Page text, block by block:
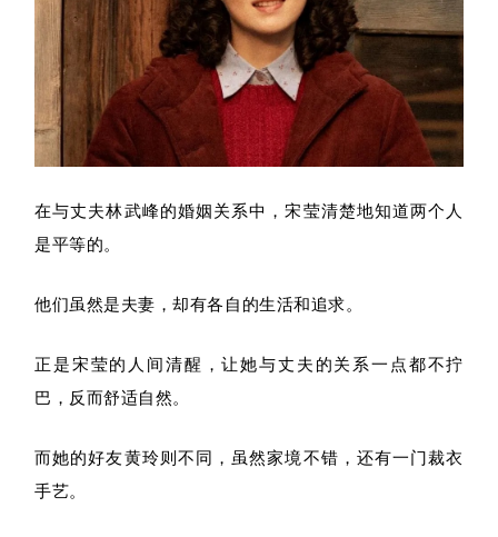
在与丈夫林武峰的婚姻关系中，宋莹清楚地知道两个人
是平等的。
他们虽然是夫妻，却有各自的生活和追求。
正是宋莹的人间清醒，让她与丈夫的关系一点都不拧
巴，反而舒适自然。
而她的好友黄玲则不同，虽然家境不错，还有一门裁衣
手艺。